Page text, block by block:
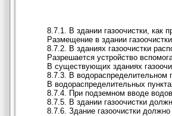
8.7.1. В здании газоочистки, как
Размещение в здании
8.7.2. В зданиях газоочистки
Разрешается устройство
В существующих зданиях
8.7.3. В водораспределительном
В водораспределительных
8.7.4. При подземном вводе
8.7.5. В здании газоочистки
8.7.6. Здание газоочистки